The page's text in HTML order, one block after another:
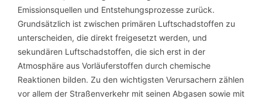
Emissionsquellen und Entstehungsprozesse zurück.
Grundsätzlich ist zwischen primären Luftschadstoffen zu
unterscheiden, die direkt freigesetzt werden, und
sekundären Luftschadstoffen, die sich erst in der
Atmosphäre aus Vorläuferstoffen durch chemische
Reaktionen bilden. Zu den wichtigsten Verursachern zählen
vor allem der Straßenverkehr mit seinen Abgasen sowie mit